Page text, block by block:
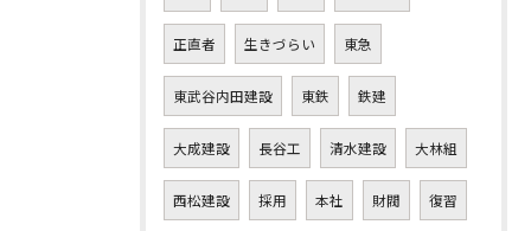
正直者 生きづらい 東急
東武谷内田建設 東鉄 鉄建
大成建設 長谷工 清水建設 大林組
西松建設 採用 本社 財閥 復習